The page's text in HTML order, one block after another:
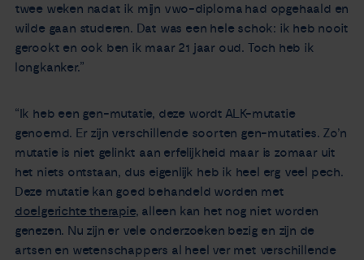
twee weken nadat ik mijn vwo-diploma had opgehaald en
wilde gaan studeren. Dat was een hele schok: ik heb nooit
gerookt en ook ben ik maar 21 jaar oud. Toch heb ik
longkanker.”
“Ik heb een gen-mutatie, deze wordt ALK-mutatie
genoemd. Er zijn verschillende soorten gen-mutaties. Zo’n
mutatie is niet gelinkt aan erfelijkheid maar is zomaar uit
het niets ontstaan, dus eigenlijk heb ik heel erg veel pech.
Deze mutatie kan goed behandeld worden met
doelgerichte therapie, alleen kan het nog niet worden
genezen. Nu zijn er vele onderzoeken bezig en zijn de
artsen en wetenschappers al heel ver met verschillende